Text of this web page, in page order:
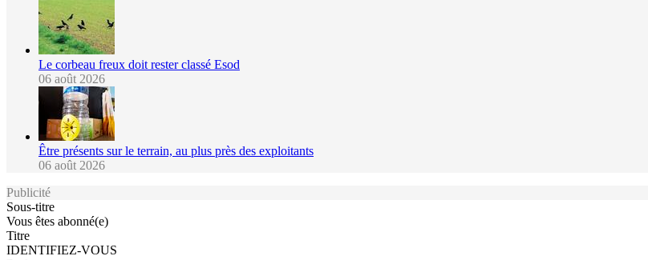
Le corbeau freux doit rester classé Esod
06 août 2026
Être présents sur le terrain, au plus près des exploitants
06 août 2026
Publicité
Sous-titre
Vous êtes abonné(e)
Titre
IDENTIFIEZ-VOUS